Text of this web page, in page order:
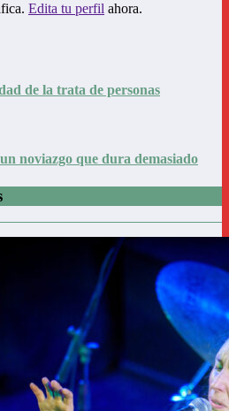
Edita tu perfil ahora.
de la trata de personas
noviazgo que dura demasiado